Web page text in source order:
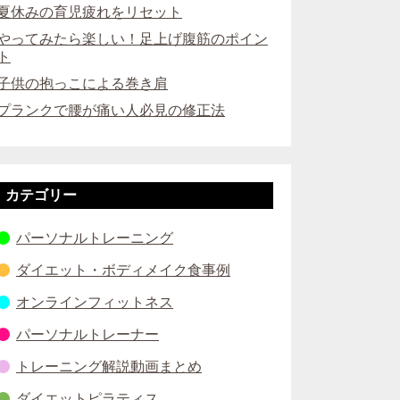
休みの育児疲れをリセット
ってみたら楽しい！足上げ腹筋のポイン
供の抱っこによる巻き肩
ランクで腰が痛い人必見の修正法
カテゴリー
パーソナルトレーニング
ダイエット・ボディメイク食事例
オンラインフィットネス
パーソナルトレーナー
トレーニング解説動画まとめ